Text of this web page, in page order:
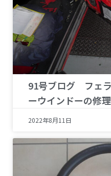
91号ブログ フェ
ーウインドーの修理
2022年8月11日